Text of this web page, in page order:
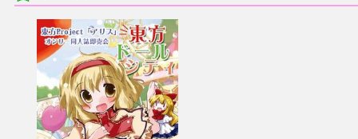
同人视频列表
其他形式同人
THB相关项目